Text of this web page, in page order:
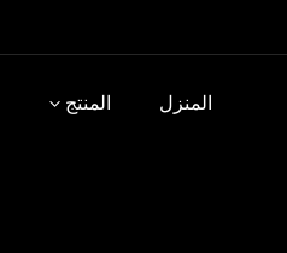
المنزل المنتج